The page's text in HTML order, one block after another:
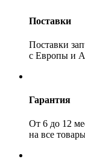
Поставки
Поставки
с Европы и
Гарантия
От 6 до 12
на все